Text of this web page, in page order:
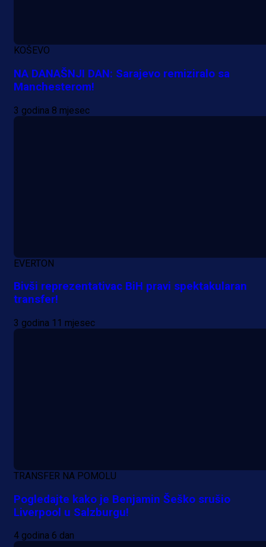
Pogledajte gol Kenana Kodre
15 h 13 min
KOŠEVO
NA DANAŠNJI DAN: Sarajevo remiziralo sa
Manchesterom!
3 godina 8 mjesec
EVERTON
Bivši reprezentativac BiH pravi spektakularan
transfer!
3 godina 11 mjesec
TRANSFER NA POMOLU
Pogledajte kako je Benjamin Šeško srušio
Liverpool u Salzburgu!
4 godina 6 dan